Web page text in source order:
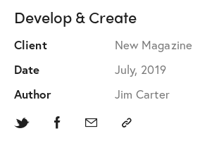
Develop & Create
Client
New Magazine
Date
July, 2019
Author
Jim Carter